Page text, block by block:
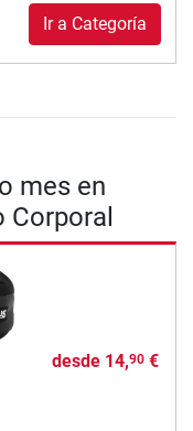
Ir a Categoría
mes en
desde 14,90€